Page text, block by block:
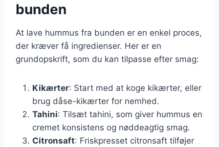
bunden
At lave hummus fra bunden er en enkel proces,
der kræver få ingredienser. Her er en
grundopskrift, som du kan tilpasse efter smag:
Kikærter: Start med at koge kikærter, eller
brug dåse-kikærter for nemhed.
Tahini: Tilsæt tahini, som giver hummus en
cremet konsistens og nøddeagtig smag.
Citronsaft: Friskpresset citronsaft tilføjer